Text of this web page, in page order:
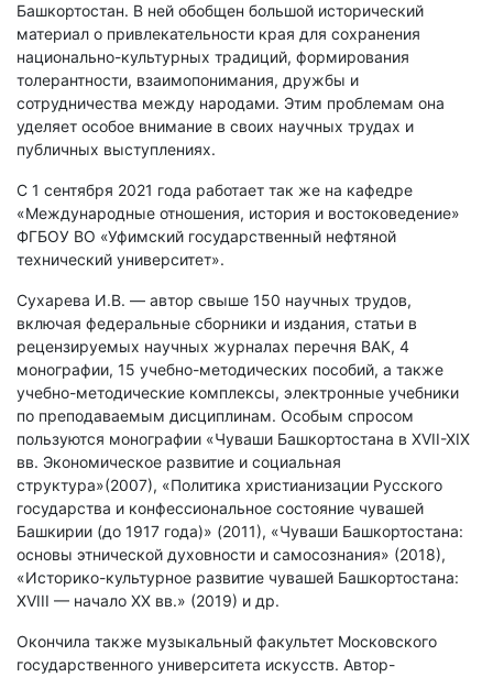
Башкортостан. В ней обобщен большой исторический
материал о привлекательности края для сохранения
национально-культурных традиций, формирования
толерантности, взаимопонимания, дружбы и
сотрудничества между народами. Этим проблемам она
уделяет особое внимание в своих научных трудах и
публичных выступлениях.
С 1 сентября 2021 года работает так же на кафедре
«Международные отношения, история и востоковедение»
ФГБОУ ВО «Уфимский государственный нефтяной
технический университет».
Сухарева И.В. — автор свыше 150 научных трудов,
включая федеральные сборники и издания, статьи в
рецензируемых научных журналах перечня ВАК, 4
монографии, 15 учебно-методических пособий, а также
учебно-методические комплексы, электронные учебники
по преподаваемым дисциплинам. Особым спросом
пользуются монографии «Чуваши Башкортостана в XVII-XIX
вв. Экономическое развитие и социальная
структура»(2007), «Политика христианизации Русского
государства и конфессиональное состояние чувашей
Башкирии (до 1917 года)» (2011), «Чуваши Башкортостана:
основы этнической духовности и самосознания» (2018),
«Историко-культурное развитие чувашей Башкортостана:
XVIII — начало XX вв.» (2019) и др.
Окончила также музыкальный факультет Московского
государственного университета искусств. Автор-